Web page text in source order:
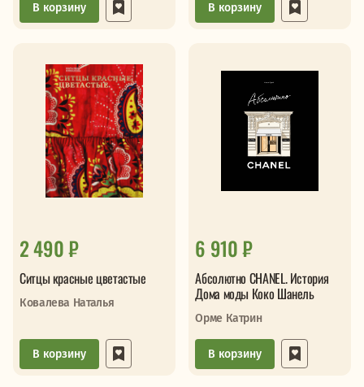
В корзину
В корзину
2 490 ₽
Ситцы красные цветастые
Ковалева Наталья
В корзину
6 910 ₽
Абсолютно CHANEL. История
Дома моды Коко Шанель
Орме Катрин
В корзину